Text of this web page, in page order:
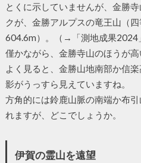
とくに示していませんが、金勝
クが、金勝アルプスの竜王山（
604.6m）。（→「測地成果2024
僅かながら、金勝寺山のほうが高
よく見ると、金勝山地南部か信
影がうっすら見えていますね。
方角的には鈴鹿山脈の南端か布
れますが、どこでしょうか。
伊賀の霊山を遠望